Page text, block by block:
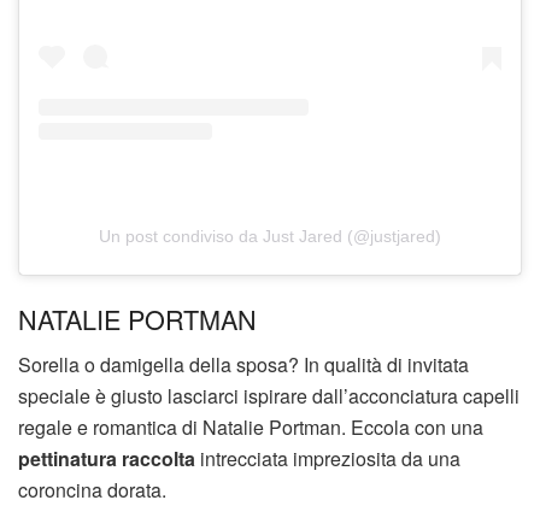
Un post condiviso da Just Jared (@justjared)
NATALIE PORTMAN
Sorella o damigella della sposa? In qualità di invitata
speciale è giusto lasciarci ispirare dall’acconciatura capelli
regale e romantica di Natalie Portman. Eccola con una
pettinatura raccolta intrecciata impreziosita da una
coroncina dorata.